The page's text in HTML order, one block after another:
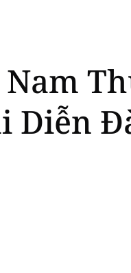
Diễn